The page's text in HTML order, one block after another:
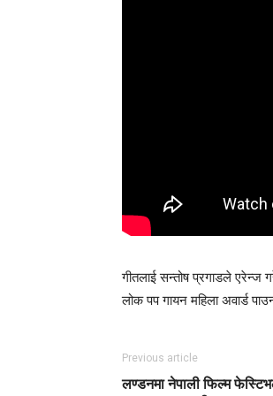
गीतलाई सन्तोष प्रगाडले एरेन्ज
लोक पप गायन महिला अवार्ड
Previous article
लण्डनमा नेपाली फिल्म